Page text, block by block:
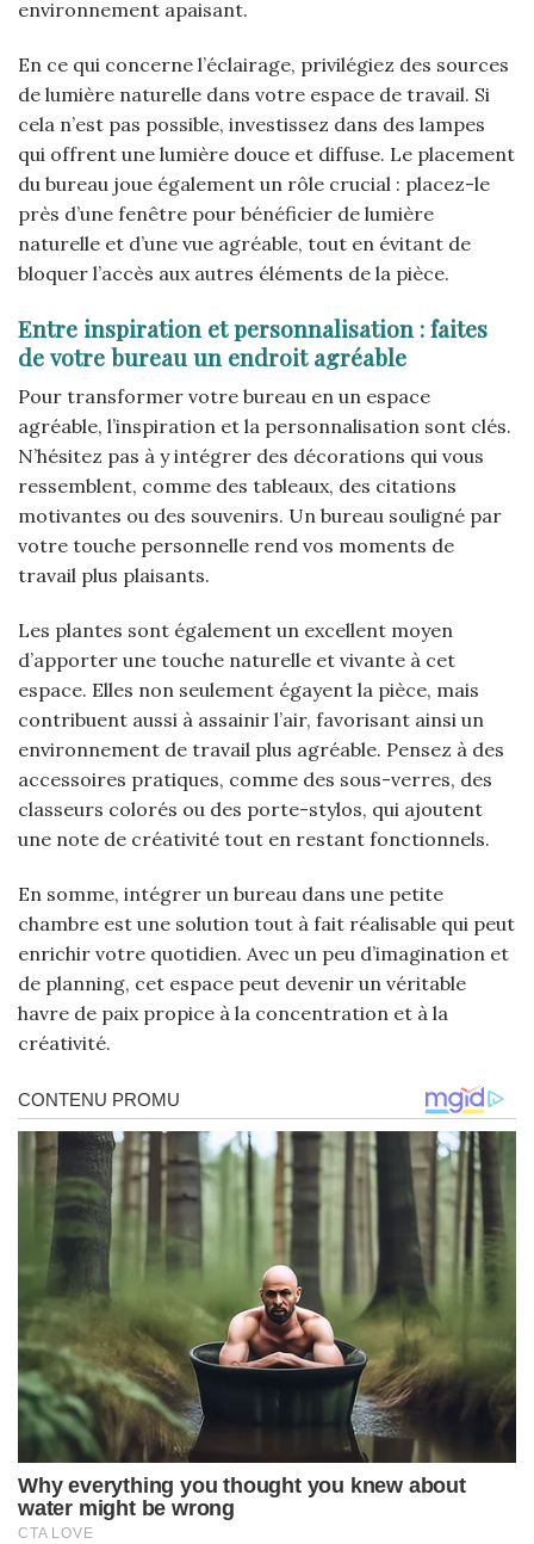
environnement apaisant.
En ce qui concerne l’éclairage, privilégiez des sources
de lumière naturelle dans votre espace de travail. Si
cela n’est pas possible, investissez dans des lampes
qui offrent une lumière douce et diffuse. Le placement
du bureau joue également un rôle crucial : placez-le
près d’une fenêtre pour bénéficier de lumière
naturelle et d’une vue agréable, tout en évitant de
bloquer l’accès aux autres éléments de la pièce.
Entre inspiration et personnalisation : faites
de votre bureau un endroit agréable
Pour transformer votre bureau en un espace
agréable, l’inspiration et la personnalisation sont clés.
N’hésitez pas à y intégrer des décorations qui vous
ressemblent, comme des tableaux, des citations
motivantes ou des souvenirs. Un bureau souligné par
votre touche personnelle rend vos moments de
travail plus plaisants.
Les plantes sont également un excellent moyen
d’apporter une touche naturelle et vivante à cet
espace. Elles non seulement égayent la pièce, mais
contribuent aussi à assainir l’air, favorisant ainsi un
environnement de travail plus agréable. Pensez à des
accessoires pratiques, comme des sous-verres, des
classeurs colorés ou des porte-stylos, qui ajoutent
une note de créativité tout en restant fonctionnels.
En somme, intégrer un bureau dans une petite
chambre est une solution tout à fait réalisable qui peut
enrichir votre quotidien. Avec un peu d’imagination et
de planning, cet espace peut devenir un véritable
havre de paix propice à la concentration et à la
créativité.